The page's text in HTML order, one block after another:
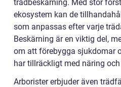
trädbeskärning. Med stor
ekosystem kan de
som anpassas efter varje
Beskärning är en viktig del,
om att förebygga sjukdomar
har tillräckligt med näring
Arborister erbjuder även